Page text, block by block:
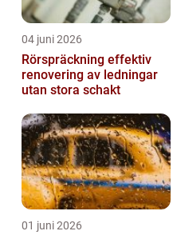
04 juni 2026
Rörspräckning effektiv
renovering av ledningar
utan stora schakt
01 juni 2026